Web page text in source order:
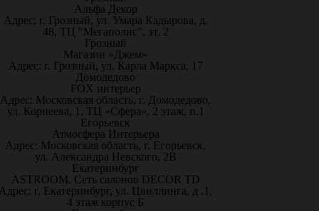
Альфа Декор
Адрес: г. Грозный, ул. Умара Кадырова, д.
48, ТЦ "Мегаполис", эт. 2
Грозный
Магазин «Джем»
Адрес: г. Грозный, ул. Карла Маркса, 17
Домодедово
FOX интерьер
Адрес: Московская область, г. Домодедово,
ул. Корнеева, 1, ТЦ «Сфера», 2 этаж, п.1
Егорьевск
Атмосфера Интерьера
Адрес: Московская область, г. Егорьевск,
ул. Александра Невского, 2В
Екатеринбург
ASTROOM. Сеть салонов DECOR TD
г. Екатеринбург, ул. Цвиллинга, д .1,
4 этаж корпус Б